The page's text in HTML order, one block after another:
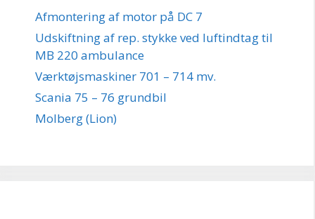
Afmontering af motor på DC 7
Udskiftning af rep. stykke ved luftindtag til
MB 220 ambulance
Værktøjsmaskiner 701 – 714 mv.
Scania 75 – 76 grundbil
Molberg (Lion)